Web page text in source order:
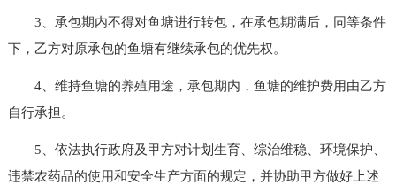
3、承包期内不得对鱼塘进行转包，在承包期满后，同等条件
下，乙方对原承包的鱼塘有继续承包的优先权。
4、维持鱼塘的养殖用途，承包期内，鱼塘的维护费用由乙方
自行承担。
5、依法执行政府及甲方对计划生育、综治维稳、环境保护、
违禁农药品的使用和安全生产方面的规定，并协助甲方做好上述